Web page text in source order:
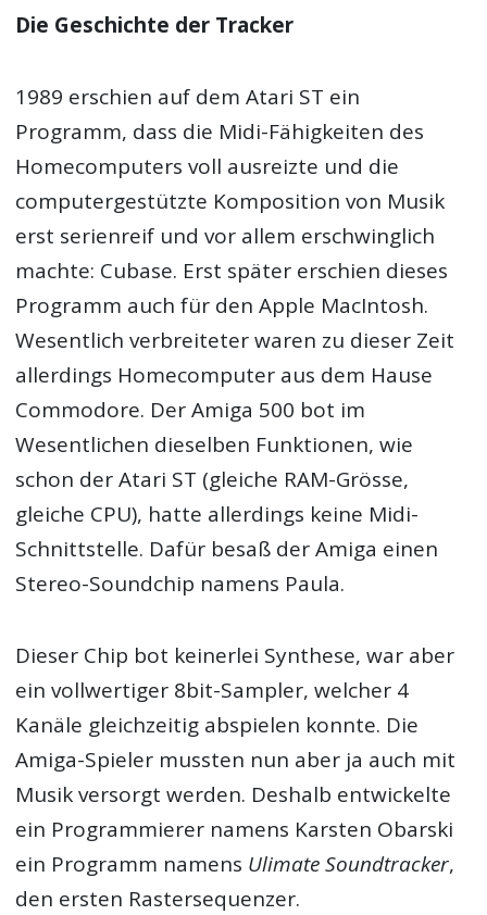
Die Geschichte der Tracker
1989 erschien auf dem Atari ST ein
Programm, dass die Midi-Fähigkeiten des
Homecomputers voll ausreizte und die
computergestützte Komposition von Musik
erst serienreif und vor allem erschwinglich
machte: Cubase. Erst später erschien dieses
Programm auch für den Apple MacIntosh.
Wesentlich verbreiteter waren zu dieser Zeit
allerdings Homecomputer aus dem Hause
Commodore. Der Amiga 500 bot im
Wesentlichen dieselben Funktionen, wie
schon der Atari ST (gleiche RAM-Grösse,
gleiche CPU), hatte allerdings keine Midi-
Schnittstelle. Dafür besaß der Amiga einen
Stereo-Soundchip namens Paula.
Dieser Chip bot keinerlei Synthese, war aber
ein vollwertiger 8bit-Sampler, welcher 4
Kanäle gleichzeitig abspielen konnte. Die
Amiga-Spieler mussten nun aber ja auch mit
Musik versorgt werden. Deshalb entwickelte
ein Programmierer namens Karsten Obarski
ein Programm namens Ulimate Soundtracker,
den ersten Rastersequenzer.